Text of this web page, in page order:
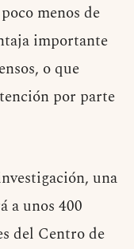
menos de
importante
o que
por parte
una
a unos 400
del Centro de